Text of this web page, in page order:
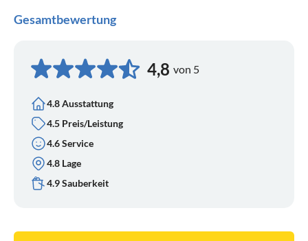
Gesamtbewertung
4,8 von 5
4.8 Ausstattung
4.5 Preis/Leistung
4.6 Service
4.8 Lage
4.9 Sauberkeit